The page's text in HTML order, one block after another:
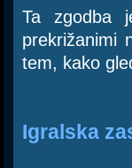
Ta zgodba
prekrižanimi
tem, kako
Igralska